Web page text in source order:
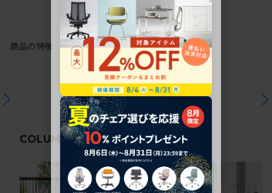
商品の特徴
COLUMN関連コラム